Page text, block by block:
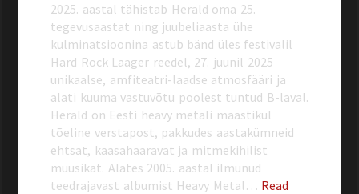
2025. aastal tähistab Herald oma 25.
tegevusaastat ning juubeliaasta ühe
kulminatsioonina astub bänd üles festivalil
Hard Rock Laager reedel, 27. juunil 2025
unikaalse, amfiteatri-laadse atmosfääri ja
alati kuuma vastuvõtu poolest tuntud B-laval.
Herald on Eesti heavy metali maastikul
tõeline verstapost, pakkudes aastakümneid
ehtsat, kaasahaaravat ja mitmekihilist
muusikat. Alates 2005. aastal ilmunud
teedrajavast albumist Heavy Metal… Read